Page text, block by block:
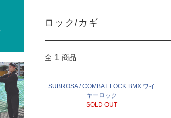
ロック/カギ
全 1 商品
SUBROSA / COMBAT LOCK BMX ワイ
ヤーロック
SOLD OUT